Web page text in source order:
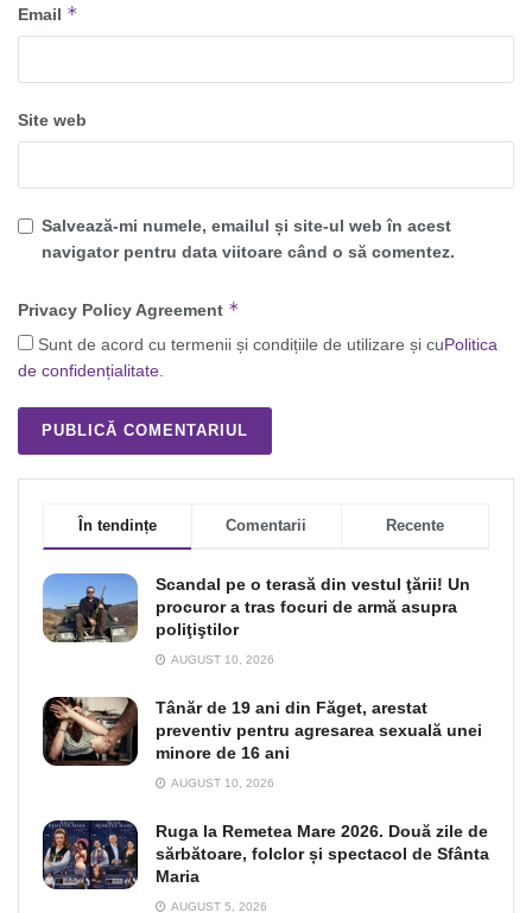
Email *
Site web
Salvează-mi numele, emailul și site-ul web în acest
navigator pentru data viitoare când o să comentez.
Privacy Policy Agreement *
Sunt de acord cu termenii și condițiile de utilizare și cuPolitica
de confidențialitate.
În tendințe Comentarii Recente
Scandal pe o terasă din vestul ţării! Un
procuror a tras focuri de armă asupra
poliţiştilor
AUGUST 10, 2026
Tânăr de 19 ani din Făget, arestat
preventiv pentru agresarea sexuală unei
minore de 16 ani
AUGUST 10, 2026
Ruga la Remetea Mare 2026. Două zile de
sărbătoare, folclor și spectacol de Sfânta
Maria
AUGUST 5, 2026